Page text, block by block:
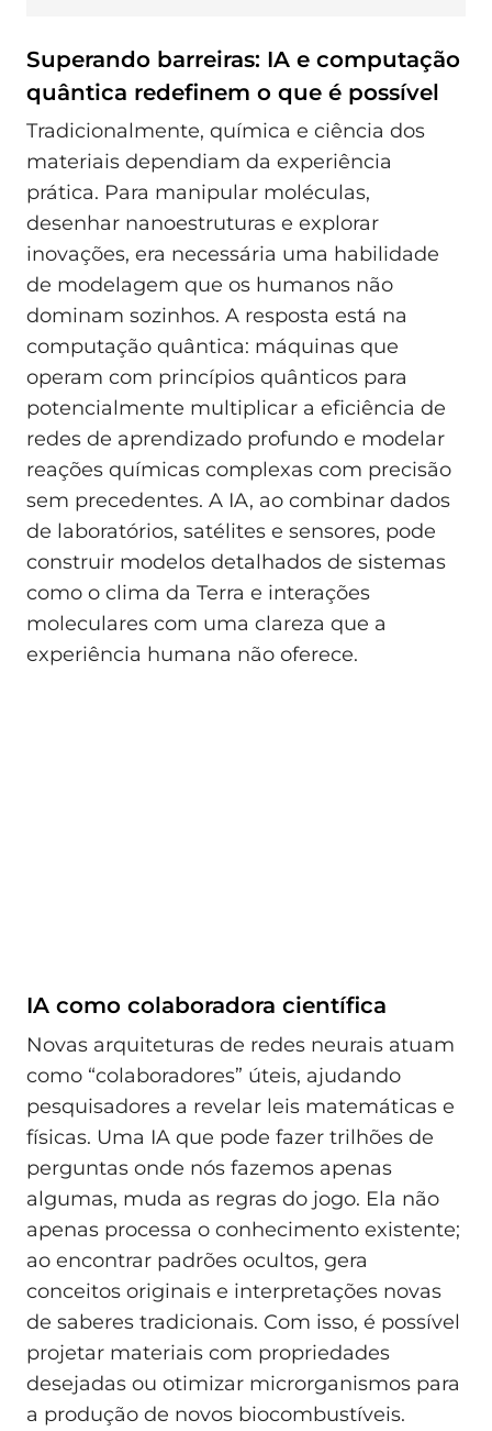
Superando barreiras: IA e computação
quântica redefinem o que é possível
Tradicionalmente, química e ciência dos
materiais dependiam da experiência
prática. Para manipular moléculas,
desenhar nanoestruturas e explorar
inovações, era necessária uma habilidade
de modelagem que os humanos não
dominam sozinhos. A resposta está na
computação quântica: máquinas que
operam com princípios quânticos para
potencialmente multiplicar a eficiência de
redes de aprendizado profundo e modelar
reações químicas complexas com precisão
sem precedentes. A IA, ao combinar dados
de laboratórios, satélites e sensores, pode
construir modelos detalhados de sistemas
como o clima da Terra e interações
moleculares com uma clareza que a
experiência humana não oferece.
IA como colaboradora científica
Novas arquiteturas de redes neurais atuam
como “colaboradores” úteis, ajudando
pesquisadores a revelar leis matemáticas e
físicas. Uma IA que pode fazer trilhões de
perguntas onde nós fazemos apenas
algumas, muda as regras do jogo. Ela não
apenas processa o conhecimento existente;
ao encontrar padrões ocultos, gera
conceitos originais e interpretações novas
de saberes tradicionais. Com isso, é possível
projetar materiais com propriedades
desejadas ou otimizar microrganismos para
a produção de novos biocombustíveis.